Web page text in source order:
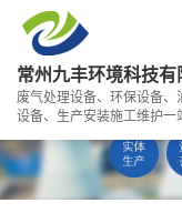
常州九丰环境科技有
废气处理设备、环保设备
设备、生产安装施工维护一